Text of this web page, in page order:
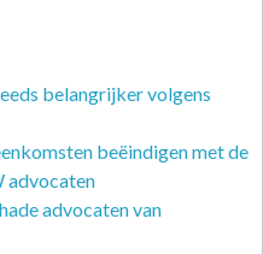
belangrijker volgens
beëindigen met de
advocaten
advocaten van